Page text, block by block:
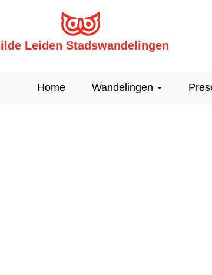
Leiden Stadswandelingen
Home Wandelingen